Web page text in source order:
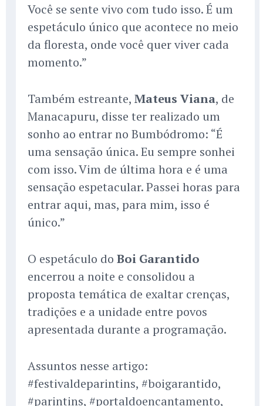
Você se sente vivo com tudo isso. É um
espetáculo único que acontece no meio
da floresta, onde você quer viver cada
momento.”
Também estreante, Mateus Viana, de
Manacapuru, disse ter realizado um
sonho ao entrar no Bumbódromo: “É
uma sensação única. Eu sempre sonhei
com isso. Vim de última hora e é uma
sensação espetacular. Passei horas para
entrar aqui, mas, para mim, isso é
único.”
O espetáculo do Boi Garantido
encerrou a noite e consolidou a
proposta temática de exaltar crenças,
tradições e a unidade entre povos
apresentada durante a programação.
Assuntos nesse artigo:
#festivaldeparintins, #boigarantido,
#parintins, #portaldoencantamento,